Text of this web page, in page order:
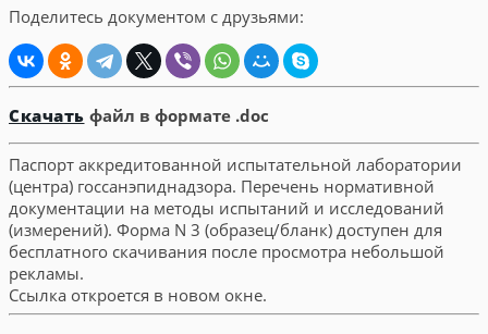
Поделитесь документом с друзьями:
Скачать файл в формате .doc
Паспорт аккредитованной испытательной лаборатории
(центра) госсанэпиднадзора. Перечень нормативной
документации на методы испытаний и исследований
(измерений). Форма N 3 (образец/бланк) доступен для
бесплатного скачивания после просмотра небольшой
рекламы.
Ссылка откроется в новом окне.